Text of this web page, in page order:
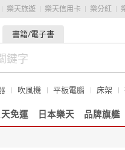
樂天旅遊 樂天信用卡 樂分紅
書籍/電子書
吹風機 平板電腦 床架
免運 日本樂天 品牌旗艦